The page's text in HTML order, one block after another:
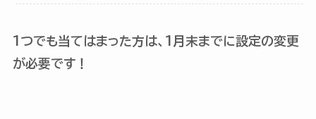
1つでも当てはまった方は、1月末までに設定の変更
が必要です！